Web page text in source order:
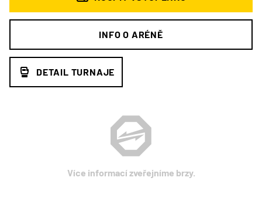
INFO O ARÉNĚ
DETAIL TURNAJE
Více informací zveřejníme brzy.